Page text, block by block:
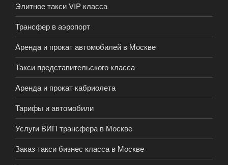
Элитное такси VIP класса
Трансфер в аэропорт
Аренда и прокат автомобилей в Москве
Такси представительского класса
Аренда и прокат кабриолета
Тарифы и автомобили
Услуги ВИП трансфера в Москве
Заказ такси бизнес класса в Москве